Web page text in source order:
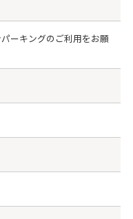
ーキングのご利用をお願